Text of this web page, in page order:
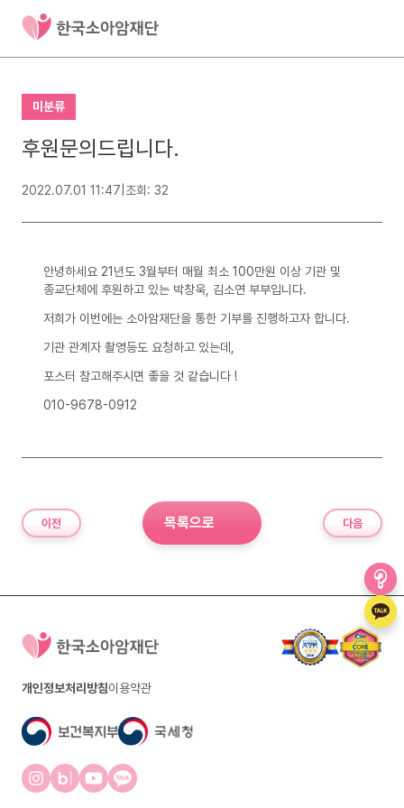
미분류
후원문의드립니다.
2022.07.01 11:47 조회: 32
안녕하세요 21년도 3월부터 매월 최소 100만원 이상 기관 및
종교단체에 후원하고 있는 박창욱, 김소연 부부입니다.
저희가 이번에는 소아암재단을 통한 기부를 진행하고자 합니다.
기관 관계자 촬영등도 요청하고 있는데,
포스터 참고해주시면 좋을 것 같습니다 !
010-9678-0912
이전 목록으로 다음
개인정보처리방침이용약관